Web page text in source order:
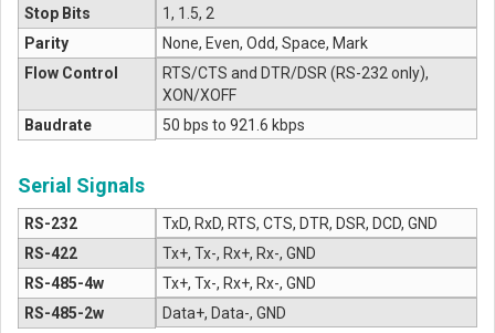
Stop Bits
1, 1.5, 2
Parity
None, Even, Odd, Space, Mark
Flow Control
RTS/CTS and DTR/DSR (RS-232 only),
XON/XOFF
Baudrate
50 bps to 921.6 kbps
Serial Signals
RS-232
TxD, RxD, RTS, CTS, DTR, DSR, DCD, GND
RS-422
Tx+, Tx-, Rx+, Rx-, GND
RS-485-4w
Tx+, Tx-, Rx+, Rx-, GND
RS-485-2w
Data+, Data-, GND